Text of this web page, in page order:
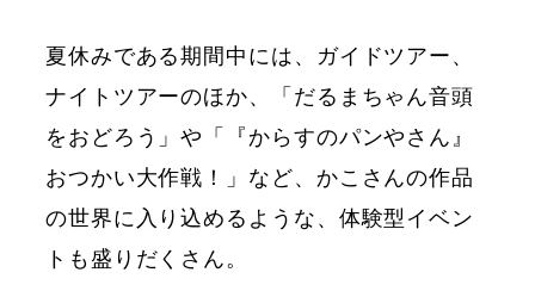
夏休みである期間中には、ガイドツアー、
ナイトツアーのほか、「だるまちゃん音頭
をおどろう」や「『からすのパンやさん』
おつかい大作戦！」など、かこさんの作品
の世界に入り込めるような、体験型イベン
トも盛りだくさん。